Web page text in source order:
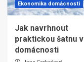
Ekonomika domácnosti
Jak navrhnout
praktickou šatnu v
domácnosti